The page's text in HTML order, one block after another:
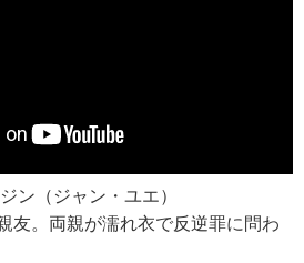
ン（ジャン・ユエ）
友。両親が濡れ衣で反逆罪に問わ